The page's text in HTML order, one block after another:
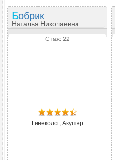
Бобрик
Наталья Николаевна
Стаж: 22
Гинеколог, Акушер